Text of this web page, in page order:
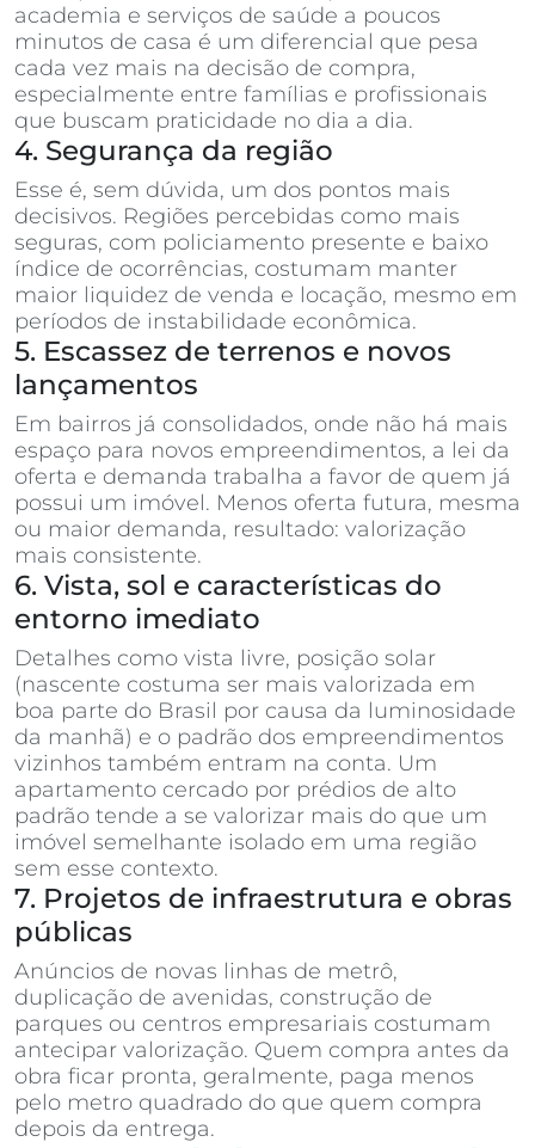
academia e serviços de saúde a poucos
minutos de casa é um diferencial que pesa
cada vez mais na decisão de compra,
especialmente entre famílias e profissionais
que buscam praticidade no dia a dia.
4. Segurança da região
Esse é, sem dúvida, um dos pontos mais
decisivos. Regiões percebidas como mais
seguras, com policiamento presente e baixo
índice de ocorrências, costumam manter
maior liquidez de venda e locação, mesmo em
períodos de instabilidade econômica.
5. Escassez de terrenos e novos
lançamentos
Em bairros já consolidados, onde não há mais
espaço para novos empreendimentos, a lei da
oferta e demanda trabalha a favor de quem já
possui um imóvel. Menos oferta futura, mesma
ou maior demanda, resultado: valorização
mais consistente.
6. Vista, sol e características do
entorno imediato
Detalhes como vista livre, posição solar
(nascente costuma ser mais valorizada em
boa parte do Brasil por causa da luminosidade
da manhã) e o padrão dos empreendimentos
vizinhos também entram na conta. Um
apartamento cercado por prédios de alto
padrão tende a se valorizar mais do que um
imóvel semelhante isolado em uma região
sem esse contexto.
7. Projetos de infraestrutura e obras
públicas
Anúncios de novas linhas de metrô,
duplicação de avenidas, construção de
parques ou centros empresariais costumam
antecipar valorização. Quem compra antes da
obra ficar pronta, geralmente, paga menos
pelo metro quadrado do que quem compra
depois da entrega.